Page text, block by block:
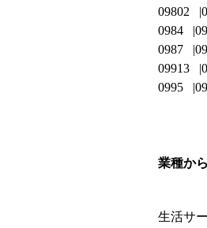
09802
0984
0987
09913
0995
業種か
生活サ